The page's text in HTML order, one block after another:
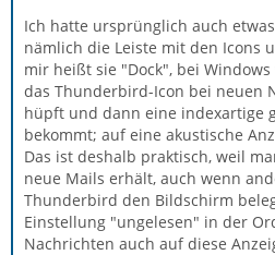
Ich hatte ursprünglich auch
nämlich die Leiste mit den Icons
mir heißt sie "Dock", bei
das Thunderbird-Icon bei neuen
hüpft und dann eine indexartige
bekommt; auf eine akustische
Das ist deshalb praktisch, weil
neue Mails erhält, auch wenn
Thunderbird den Bildschirm
Einstellung "ungelesen" in der
Nachrichten auch auf diese